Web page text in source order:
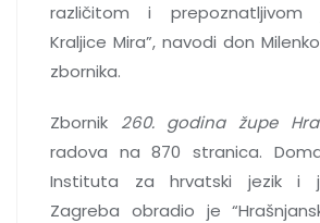
različitom i prepoznatljivom
Kraljice Mira”, navodi don
zbornika.
Zbornik 260. godina župe
radova na 870 stranica.
Instituta za hrvatski jezik i
Zagreba obradio je